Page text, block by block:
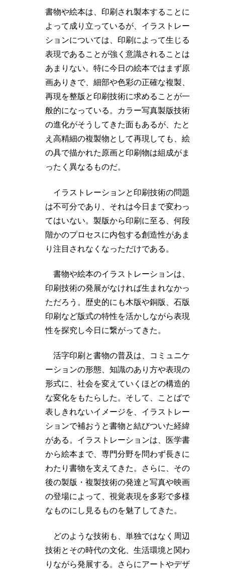
書物や絵本は、印刷され製本することに
よって成り立っているが、イラストレー
ションについては、印刷によって生じる
表現であることが強く意識されることは
あまりない。特に今日の絵本ではまず原
画ありきで、細部や色彩の正確な複製、
再現を整版と印刷技術に求めることが一
般的になっている。カラー写真製版技術
の進化がそうしてきた面もあるが、たと
え高精細の複製物として再現しても、絵
の具で描かれた原画と印刷物は組成がま
ったく異なるものだ。
イラストレーションと印刷技術の問題
は不可分であり、それは今日まで変わっ
てはいない。製版から印刷に至る、何段
階かのプロセスに内包する創造性があま
り注目されなくなっただけである。
書物や絵本のイラストレーションは、
印刷技術の発展がなければ生まれなかっ
ただろう。歴史的にも木版や銅版、石版
印刷など版式の特性を活かしながら表現
性を探究し今日に繋がってきた。
活字印刷と書物の普及は、コミュニケ
ーションの形態、知識のあり方や表現の
形式に、社会を変えていくほどの構造的
な変化をもたらした。そして、ことばで
表しきれないイメージを、イラストレー
ションで補おうと書物と結びついた経緯
がある。イラストレーションは、医学書
から絵本まで、専門分野を問わず長きに
わたり書物を支えてきた。さらに、その
後の製版・複製技術の発達と写真や映画
の登場によって、視覚表現を多彩で多様
なものにし見るものを魅了してきた。
どのような技術も、単独ではなく周辺
技術とその時代の文化、生活環境と関わ
りながら発展する。さらにアートやデザ